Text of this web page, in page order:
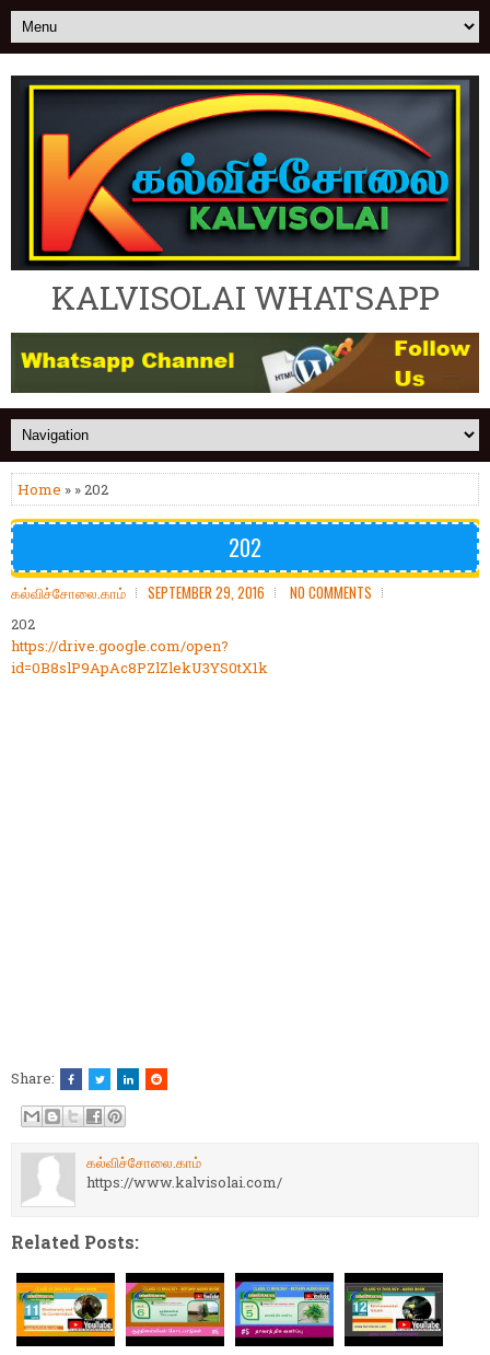
KALVISOLAI WHATSAPP
Home » » 202
202
கல்விச்சோலை.காம் SEPTEMBER 29, 2016 NO COMMENTS
202
https://drive.google.com/open?
id=0B8slP9ApAc8PZlZlekU3YS0tX1k
Share:
கல்விச்சோலை.காம்
https://www.kalvisolai.com/
Related Posts: